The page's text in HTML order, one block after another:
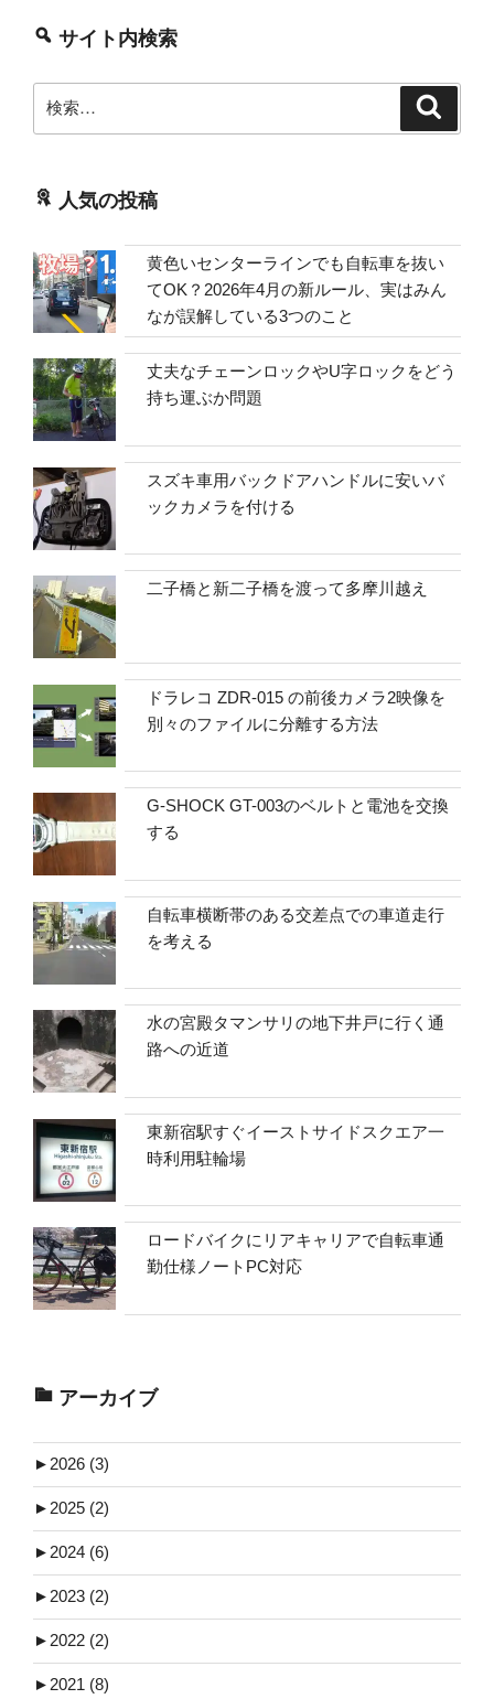
サイト内検索
索:
人気の投稿
黄色いセンターラインでも自転車を抜い
てOK？2026年4月の新ルール、実はみん
なが誤解している3つのこと
丈夫なチェーンロックやU字ロックをどう
持ち運ぶか問題
スズキ車用バックドアハンドルに安いバ
ックカメラを付ける
二子橋と新二子橋を渡って多摩川越え
ドラレコ ZDR-015 の前後カメラ2映像を
別々のファイルに分離する方法
G-SHOCK GT-003のベルトと電池を交換
する
自転車横断帯のある交差点での車道走行
を考える
水の宮殿タマンサリの地下井戸に行く通
路への近道
東新宿駅すぐイーストサイドスクエア一
時利用駐輪場
ロードバイクにリアキャリアで自転車通
勤仕様ノートPC対応
アーカイブ
► 2026 (3)
► 2025 (2)
► 2024 (6)
► 2023 (2)
► 2022 (2)
► 2021 (8)